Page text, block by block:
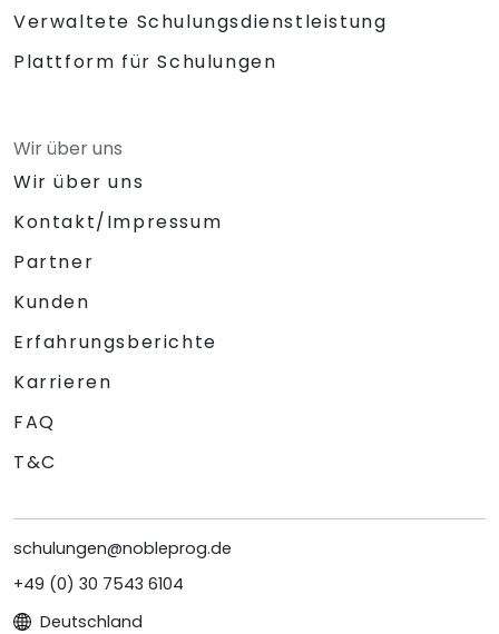
Verwaltete Schulungsdienstleistung
Plattform für Schulungen
Wir über uns
Wir über uns
Kontakt/Impressum
Partner
Kunden
Erfahrungsberichte
Karrieren
FAQ
T&C
schulungen@nobleprog.de
+49 (0) 30 7543 6104
Deutschland